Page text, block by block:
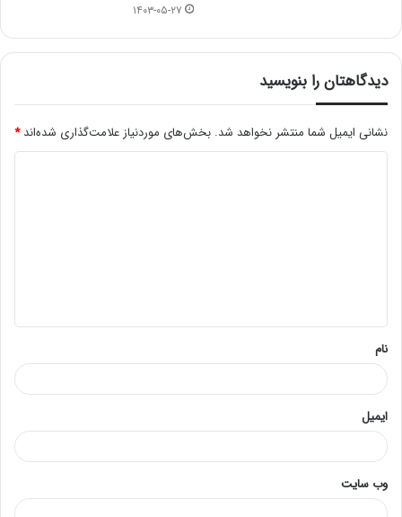
۱۴۰۳-۰۵-۲۷
دیدگاهتان را بنویسید
نشانی ایمیل شما منتشر نخواهد شد. بخش‌های موردنیاز علامت‌گذاری شده‌اند*
*
نام
ایمیل
وب‌ سایت